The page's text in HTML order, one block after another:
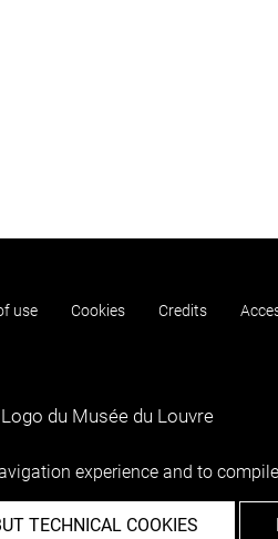
use Cookies Credits
experience and to
TECHNICAL COOKIES